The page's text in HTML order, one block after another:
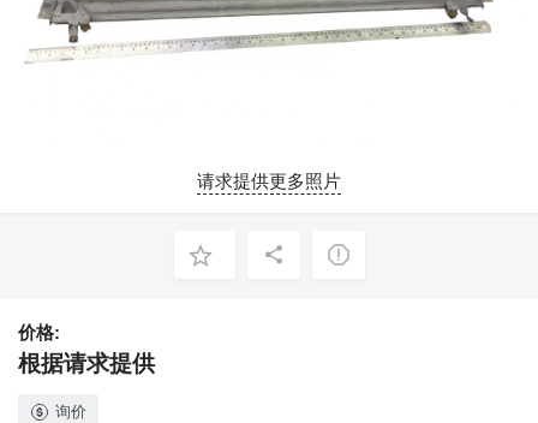
请求提供更多照片
价格:
根据请求提供
询价